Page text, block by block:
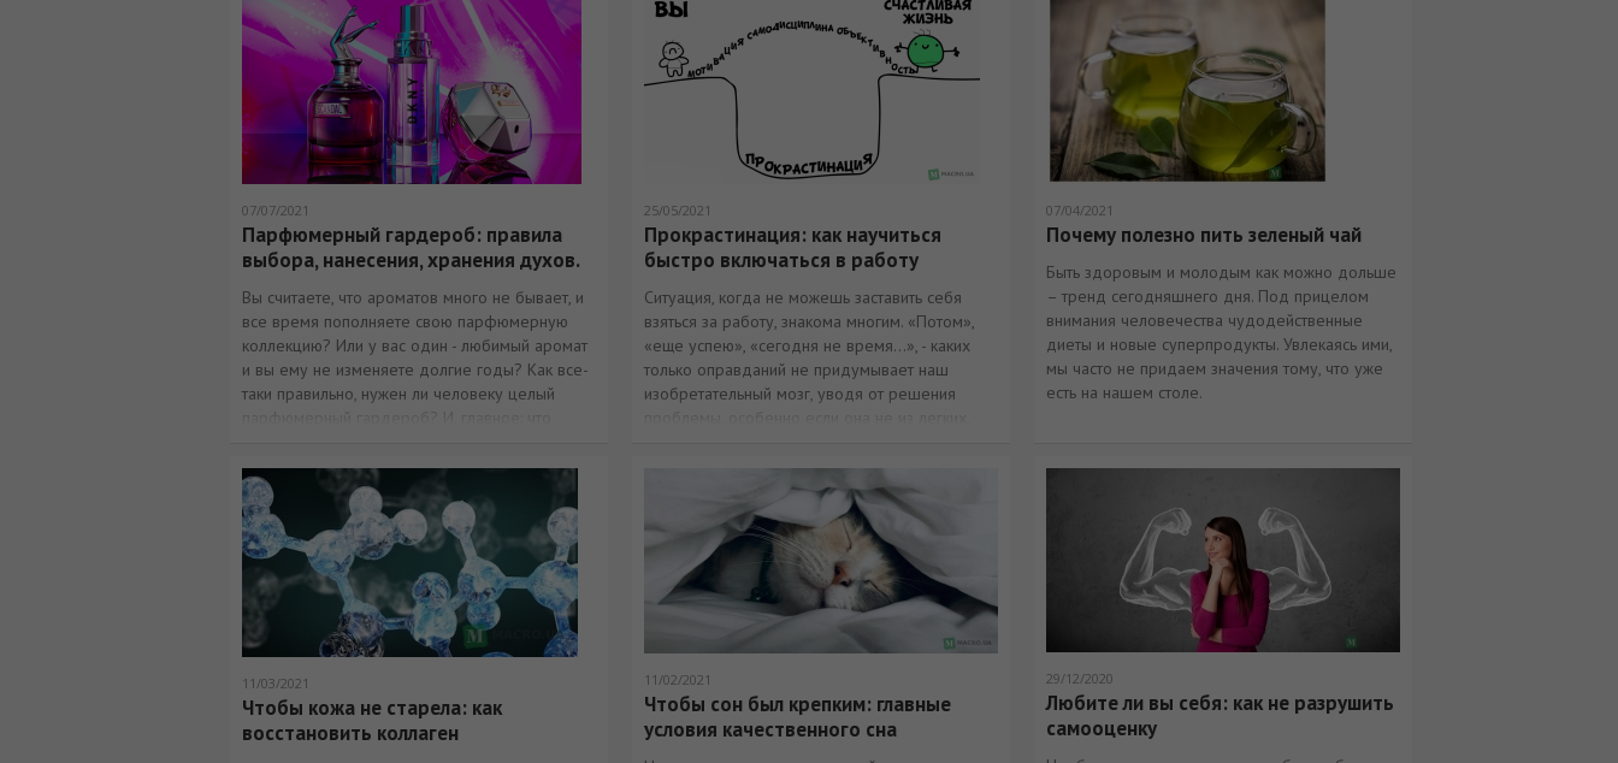
07/07/2021
Парфюмерный гардероб: правила
выбора, нанесения, хранения духов.
Вы считаете, что ароматов много не бывает, и
все время пополняете свою парфюмерную
коллекцию? Или у вас один - любимый аромат
и вы ему не изменяете долгие годы? Как все-
таки правильно, нужен ли человеку целый
парфюмерный гардероб? И, главное: что
радовал вас
25/05/2021
Прокрастинация: как научиться
быстро включаться в работу
Ситуация, когда не можешь заставить себя
взяться за работу, знакома многим. «Потом»,
«еще успею», «сегодня не время…», - каких
только оправданий не придумывает наш
изобретательный мозг, уводя от решения
07/04/2021
Почему полезно пить зеленый чай
Быть здоровым и молодым как можно дольше
– тренд сегодняшнего дня. Под прицелом
внимания человечества чудодейственные
диеты и новые суперпродукты. Увлекаясь ими,
мы часто не придаем значения тому, что уже
есть на нашем столе.
11/03/2021
Чтобы кожа не старела: как
восстановить коллаген
11/02/2021
Чтобы сон был крепким: главные
условия качественного сна
29/12/2020
Любите ли вы себя: как не разрушить
самооценку